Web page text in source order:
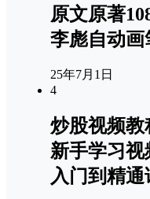
原文原著
李彪自动画
25年7月1日
4
炒股视频教
新手学习
入门到精